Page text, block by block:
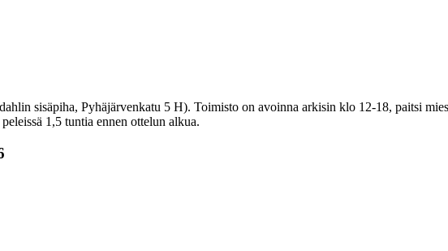
sisäpiha, Pyhäjärvenkatu 5 H). Toimisto on avoinna arkisin klo 12-18, paitsi
1,5 tuntia ennen ottelun alkua.